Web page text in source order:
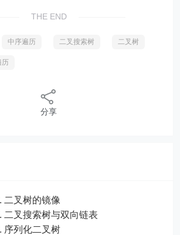
THE END
中序遍历 二叉搜索树 二叉树
历
分享
二叉树的镜像
二叉搜索树与双向链表
序列化二叉树